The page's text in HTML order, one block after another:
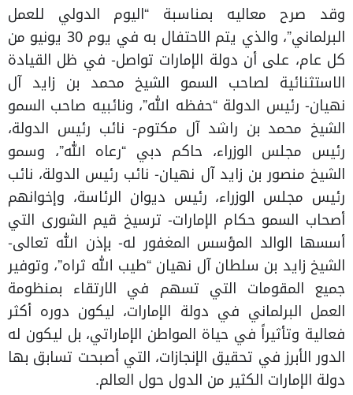
وقد صرح معاليه بمناسبة “اليوم الدولي للعمل
البرلماني”، والذي يتم الاحتفال به في يوم 30 يونيو من
كل عام، على أن دولة الإمارات تواصل- في ظل القيادة
الاستثنائية لصاحب السمو الشيخ محمد بن زايد آل
نهيان- رئيس الدولة “حفظه الله”، ونائبيه صاحب السمو
الشيخ محمد بن راشد آل مكتوم- نائب رئيس الدولة،
رئيس مجلس الوزراء، حاكم دبي “رعاه الله”، وسمو
الشيخ منصور بن زايد آل نهيان- نائب رئيس الدولة، نائب
رئيس مجلس الوزراء، رئيس ديوان الرئاسة، وإخوانهم
أصحاب السمو حكام الإمارات- ترسيخ قيم الشورى التي
أسسها الوالد المؤسس المغفور له- بإذن الله تعالى-
الشيخ زايد بن سلطان آل نهيان “طيب الله ثراه”، وتوفير
جميع المقومات التي تسهم في الارتقاء بمنظومة
العمل البرلماني في دولة الإمارات، ليكون دوره أكثر
فعالية وتأثيراً في حياة المواطن الإماراتي، بل ليكون له
الدور الأبرز في تحقيق الإنجازات، التي أصبحت تسابق بها
دولة الإمارات الكثير من الدول حول العالم.